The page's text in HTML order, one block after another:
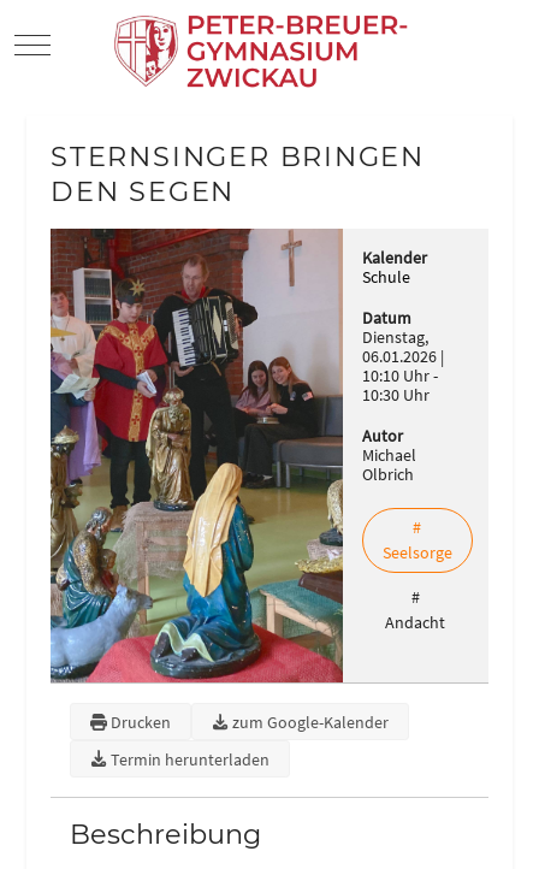
Mobile Menu Toggle
STERNSINGER BRINGEN
DEN SEGEN
Kalender
Schule
Datum
Dienstag,
06.01.2026
10:10 Uhr-
10:30 Uhr
Autor
Michael
Olbrich
#
Seelsorge
#
Andacht
Drucken
zum Google-Kalender
Termin herunterladen
Beschreibung